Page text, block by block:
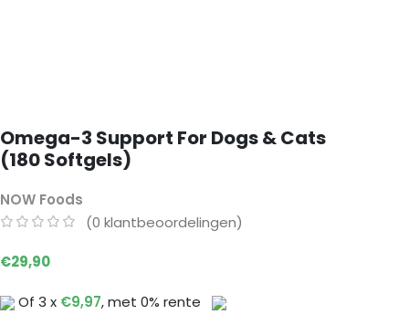
Omega-3 Support For Dogs & Cats
(180 Softgels)
NOW Foods
(0 klantbeoordelingen)
€29,90
Of 3 x €9,97, met 0% rente